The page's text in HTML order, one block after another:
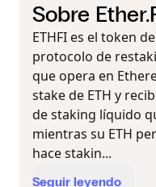
Sobre
ETHFI es el token
protocolo de
que opera en
stake de ETH y
de staking líquido
mientras su ETH
hace stakin...
Seguir leyendo